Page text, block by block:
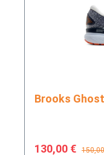
Brooks
Verkaufspreis:
130,00 €